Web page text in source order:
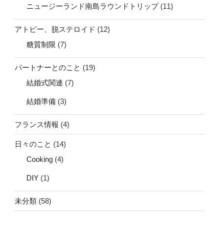
ニュージーランド南島ラウンドトリップ(11)
アトピー、脱ステロイド (12)
糖質制限 (7)
パートナーとのこと (19)
結婚式関連 (7)
結婚準備 (3)
フランス情報 (4)
日々のこと (14)
Cooking (4)
DIY (1)
未分類 (58)